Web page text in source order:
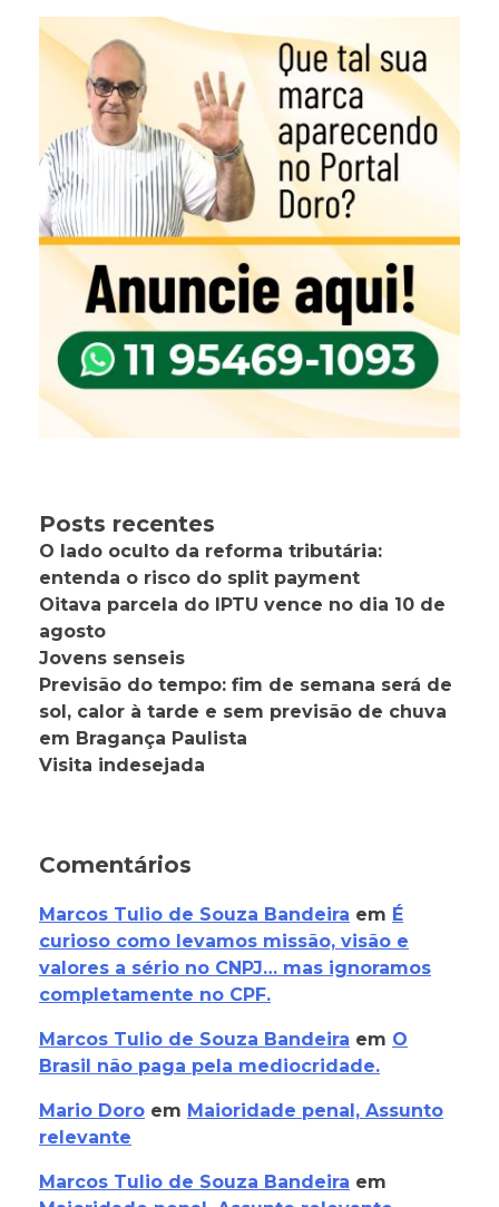
Posts recentes
O lado oculto da reforma tributária:
entenda o risco do split payment
Oitava parcela do IPTU vence no dia 10 de
agosto
Jovens senseis
Previsão do tempo: fim de semana será de
sol, calor à tarde e sem previsão de chuva
em Bragança Paulista
Visita indesejada
Comentários
Marcos Tulio de Souza Bandeira em É
curioso como levamos missão, visão e
valores a sério no CNPJ… mas ignoramos
completamente no CPF.
Marcos Tulio de Souza Bandeira em O
Brasil não paga pela mediocridade.
Mario Doro em Maioridade penal, Assunto
relevante
Marcos Tulio de Souza Bandeira em